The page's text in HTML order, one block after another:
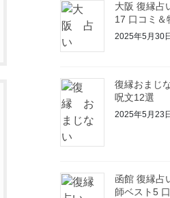
大阪 復縁占
17 口コミ＆
2025年5月30
復縁おまじ
呪文12選
2025年5月23
函館 復縁占
師ベスト5